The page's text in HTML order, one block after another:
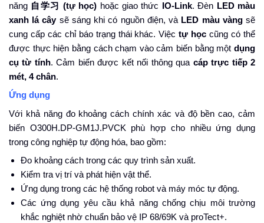
năng 自学习 (tự học) hoặc giao thức IO-Link. Đèn LED màu
xanh lá câysẽ sáng khi có nguồn điện, và LED màu vàngsẽ
cung cấp các chỉ báo trạng thái khác. Việctự học cũng có thể
được thực hiện bằng cách chạm vào cảm biến bằng một dụng
cụ từ tính. Cảm biến được kết nối thông qua cáp trực tiếp 2
mét, 4 chân.
Ứng dụng
Với khả năng đo khoảng cách chính xác và độ bền cao, cảm
biến O300H.DP-GM1J.PVCK phù hợp cho nhiều ứng dụng
trong công nghiệp tự động hóa, bao gồm:
Đo khoảng cách trong các quy trình sản xuất.
Kiểm tra vị trí và phát hiện vật thể.
Ứng dụng trong các hệ thống robot và máy móc tự động.
Các ứng dụng yêu cầu khả năng chống chịu môi trường
khắc nghiệt nhờ chuẩn bảo vệ IP 68/69K và proTect+.